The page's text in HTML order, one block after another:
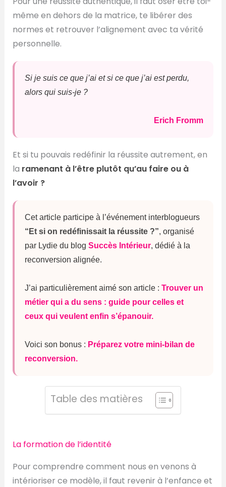
même en dehors de la matrice, te libérer des
normes et retrouver l’alignement avec ta vérité
personnelle.
Si je suis ce que j’ai et si ce que j’ai est perdu,
alors qui suis-je ?
Erich Fromm
Et si tu pouvais redéfinir la réussite autrement, en
la ramenant à l’être plutôt qu’au faire ou à
l’avoir ?
Cet article participe à l’événement interblogueurs
“Et si on redéfinissait la réussite ?”, organisé
par Lydie du blog Succès Intérieur, dédié à la
reconversion alignée.
J’ai particulièrement aimé son article : Trouver un
métier qui a du sens : guide pour celles et
ceux qui veulent enfin s’épanouir.
Voici son bonus : Préparez votre mini-bilan de
reconversion.
Table des matières
La formation de l’identité
Pour comprendre comment nous en venons à
intérioriser ce modèle, il faut revenir à l’enfance et